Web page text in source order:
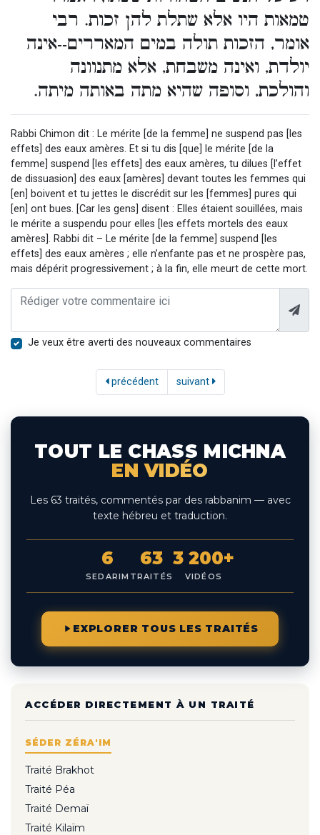
טמאות היו אלא שתלת להן זכות. רבי
אומר, הזכות תולה במים המאררים--אינה
יולדת, ואינה משבחת, אלא מתנוונה
והולכת, וסופה שהיא מתה באותה מיתה.
Rabbi Chimon dit : Le mérite [de la femme] ne suspend pas [les
effets] des eaux amères. Et si tu dis [que] le mérite [de la
femme] suspend [les effets] des eaux amères, tu dilues [l’effet
de dissuasion] des eaux [amères] devant toutes les femmes qui
[en] boivent et tu jettes le discrédit sur les [femmes] pures qui
[en] ont bues. [Car les gens] disent : Elles étaient souillées, mais
le mérite a suspendu pour elles [les effets mortels des eaux
amères]. Rabbi dit – Le mérite [de la femme] suspend [les
effets] des eaux amères ; elle n’enfante pas et ne prospère pas,
mais dépérit progressivement ; à la fin, elle meurt de cette mort.
Je veux être averti des nouveaux commentaires
précédent suivant
TOUT LE CHASS MICHNA
EN VIDÉO
Les 63 traités, commentés par des rabbanim — avec
texte hébreu et traduction.
6
SEDARIM
63
TRAITÉS
3 200+
VIDÉOS
EXPLORER TOUS LES TRAITÉS
ACCÉDER DIRECTEMENT À UN TRAITÉ
SÉDER ZÉRA'IM
Traité Brakhot
Traité Péa
Traité Demaï
Traité Kilaïm